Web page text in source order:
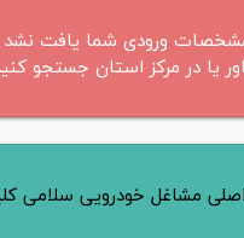
ورودی شما یافت نشد
یا در مرکز استان جستجو
مشاغل خودرویی سلامی